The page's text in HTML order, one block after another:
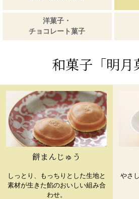
洋菓子・
チョコレート菓子
和菓子「明月
餅まんじゅう
しっとり、もっちりとした生地と
素材が生きた餡のおいしい組み合
わせ。
やさ